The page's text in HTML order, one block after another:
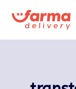
para